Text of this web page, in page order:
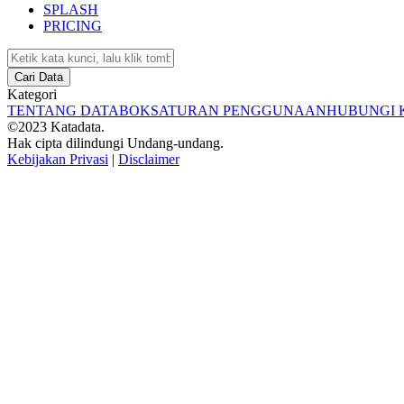
SPLASH
PRICING
Cari Data
Kategori
TENTANG DATABOKSATURAN PENGGUNAANHUBUNGI
©2023 Katadata.
Hak cipta dilindungi Undang-undang.
Kebijakan Privasi | Disclaimer